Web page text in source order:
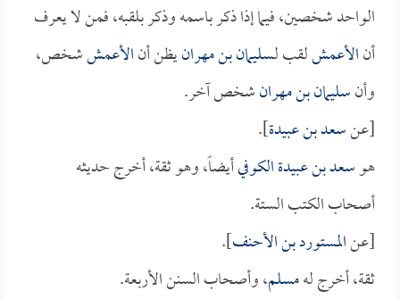
الواحد شخصين، فيما إذا ذكر باسمه وذكر بلقبه، فمن لا يعرف
أنالأعمشلقب لـسليمان بن مهرانيظن أنالأعمششخص،
وأنسليمان بن مهرانشخص آخر.
[عنسعد بن عبيدة].
هوسعد بن عبيدة الكوفيأيضاً، وهو ثقة، أخرج حديثه
أصحاب الكتب الستة.
[عنالمستورد بن الأحنف].
ثقة، أخرج لهمسلم، وأصحاب السنن الأربعة.